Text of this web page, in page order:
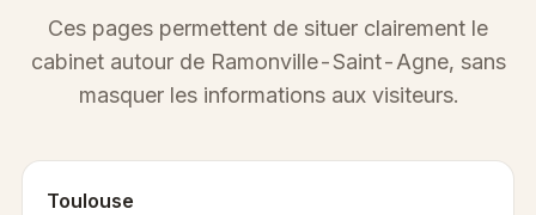
Ces pages permettent de situer clairement le
cabinet autour de Ramonville-Saint-Agne, sans
masquer les informations aux visiteurs.
Toulouse